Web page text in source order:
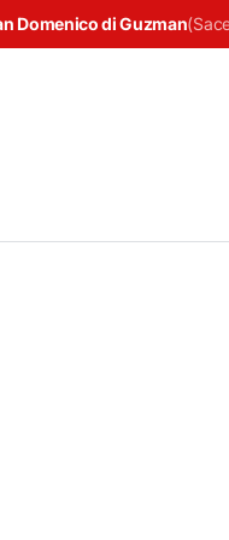
Domenico di Guzman(